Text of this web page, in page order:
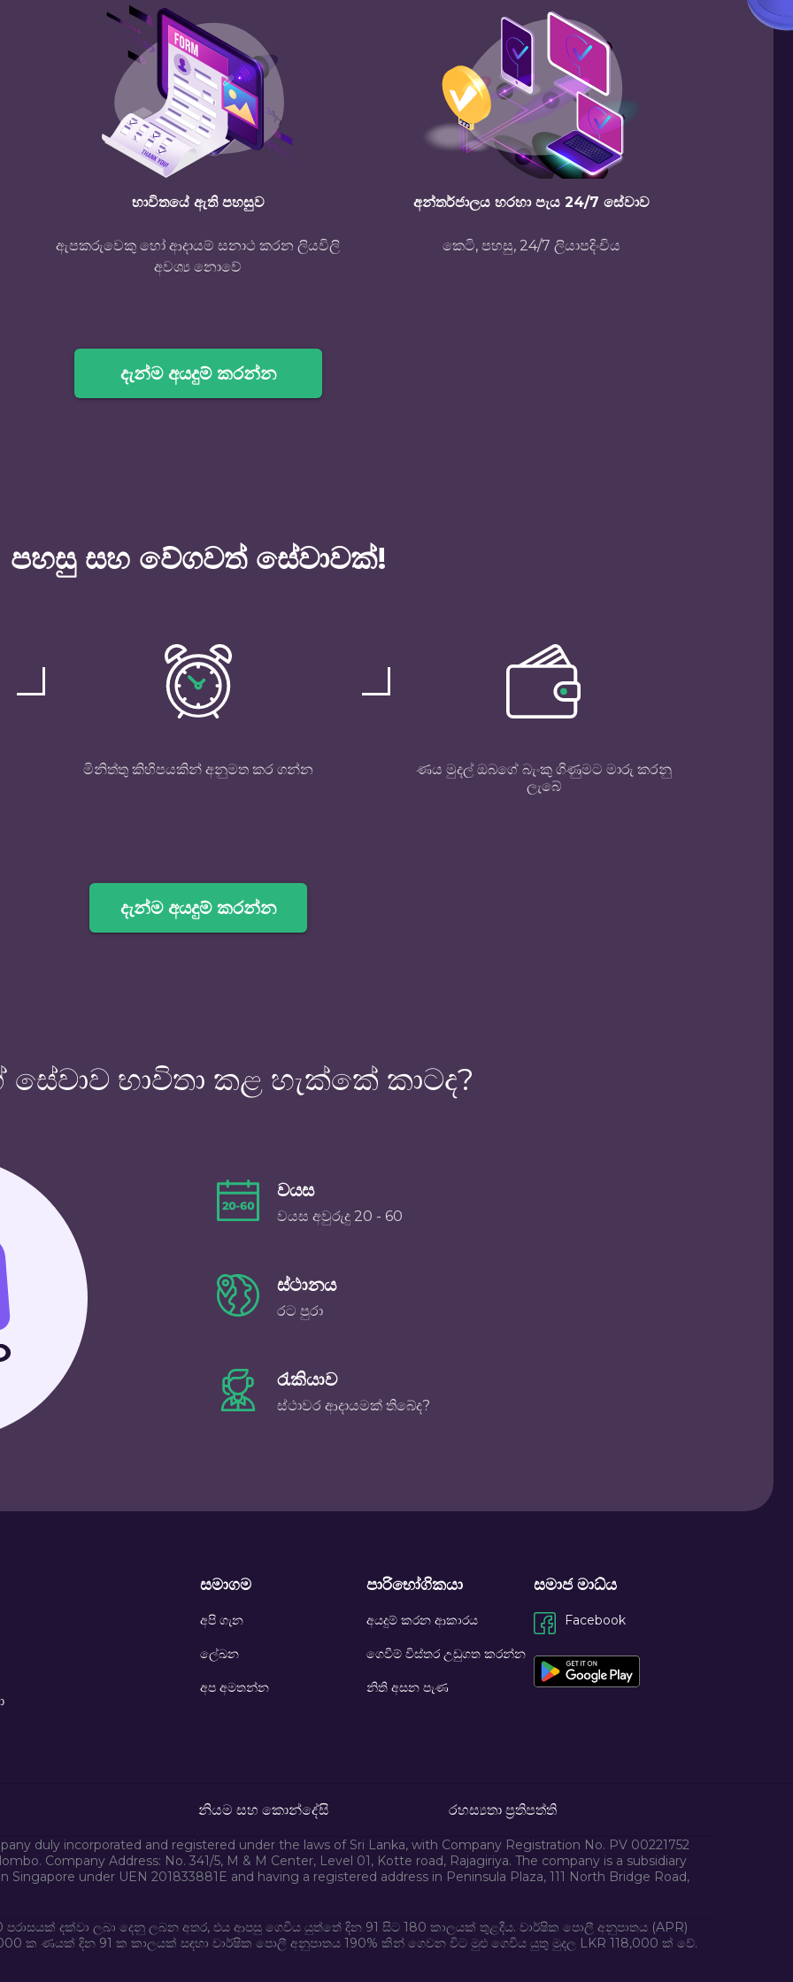
භාවිතයේ ඇති පහසුව
ඇපකරුවෙකු හෝ ආදායම් සනාථ කරන ලියවිලි
අවශ්‍ය නොවේ
අන්තර්ජාලය හරහා පැය 24/7 සේවාව
කෙටි, පහසු, 24/7 ලියාපදිංචිය
දැන්ම අයදුම් කරන්න
පහසු සහ වේගවත් සේවාවක්!
මිනිත්තු කිහිපයකින් අනුමත කර ගන්න
ණය මුදල් ඔබගේ බැංකු ගිණුමට මාරු කරනු
ලැබේ
දැන්ම අයදුම් කරන්න
සේවාව භාවිතා කළ හැක්කේ කාටද?
වයස
වයස අවුරුදු 20 - 60
ස්ථානය
රට පුරා
රැකියාව
ස්ථාවර ආදායමක් තිබේද?
සමාගම
අපි ගැන
ලේඛන
අප අමතන්න
පාරිභෝගිකයා
අයදුම් කරන ආකාරය
ගෙවීම් විස්තර උඩුගත කරන්න
නිති අසන පැණ
සමාජ මාධ්ය
Facebook
නියම සහ කොන්දේසි රහස්‍යතා ප්‍රතිපත්ති
duly incorporated and registered under the laws of Sri Lanka, with Company Registration No. PV 00221752
Company Address: No. 341/5, M & M Center, Level 01, Kotte road, Rajagiriya. The company is a subsidiary
Singapore under UEN 201833881E and having a registered address in Peninsula Plaza, 111 North Bridge Road,
දක්වා ලබා දෙනු ලබන අතර, එය ආපසු ගෙවිය යුත්තේ දින 91 සිට 180 කාලයක් තුළදීය. වාර්ෂික පොලී අනුපාතය (APR)
ක ණයක් දින 91 ක කාලයක් සඳහා වාර්ෂික පොලී අනුපාතය 190% කින් ගෙවන විට මුළු ගෙවිය යුතු මුදල LKR 118,000 ක් වේ.